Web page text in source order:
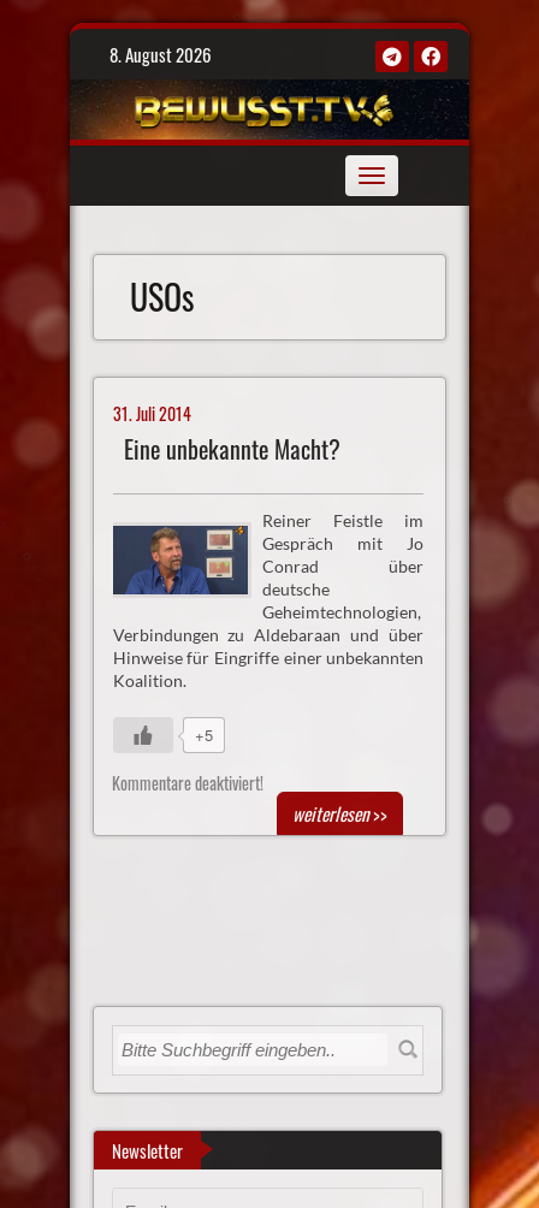
Skip
8. August 2026
Toggle
navigation
USOs
31. Juli 2014
Eine unbekannte Macht?
Reiner Feistle im
Gespräch mit Jo
Conrad über
deutsche
Geheimtechnologien,
Verbindungen zu Aldebaraan und über
Hinweise für Eingriffe einer unbekannten
Koalition.
+5
Kommentare deaktiviert!
weiterlesen>>
Newsletter